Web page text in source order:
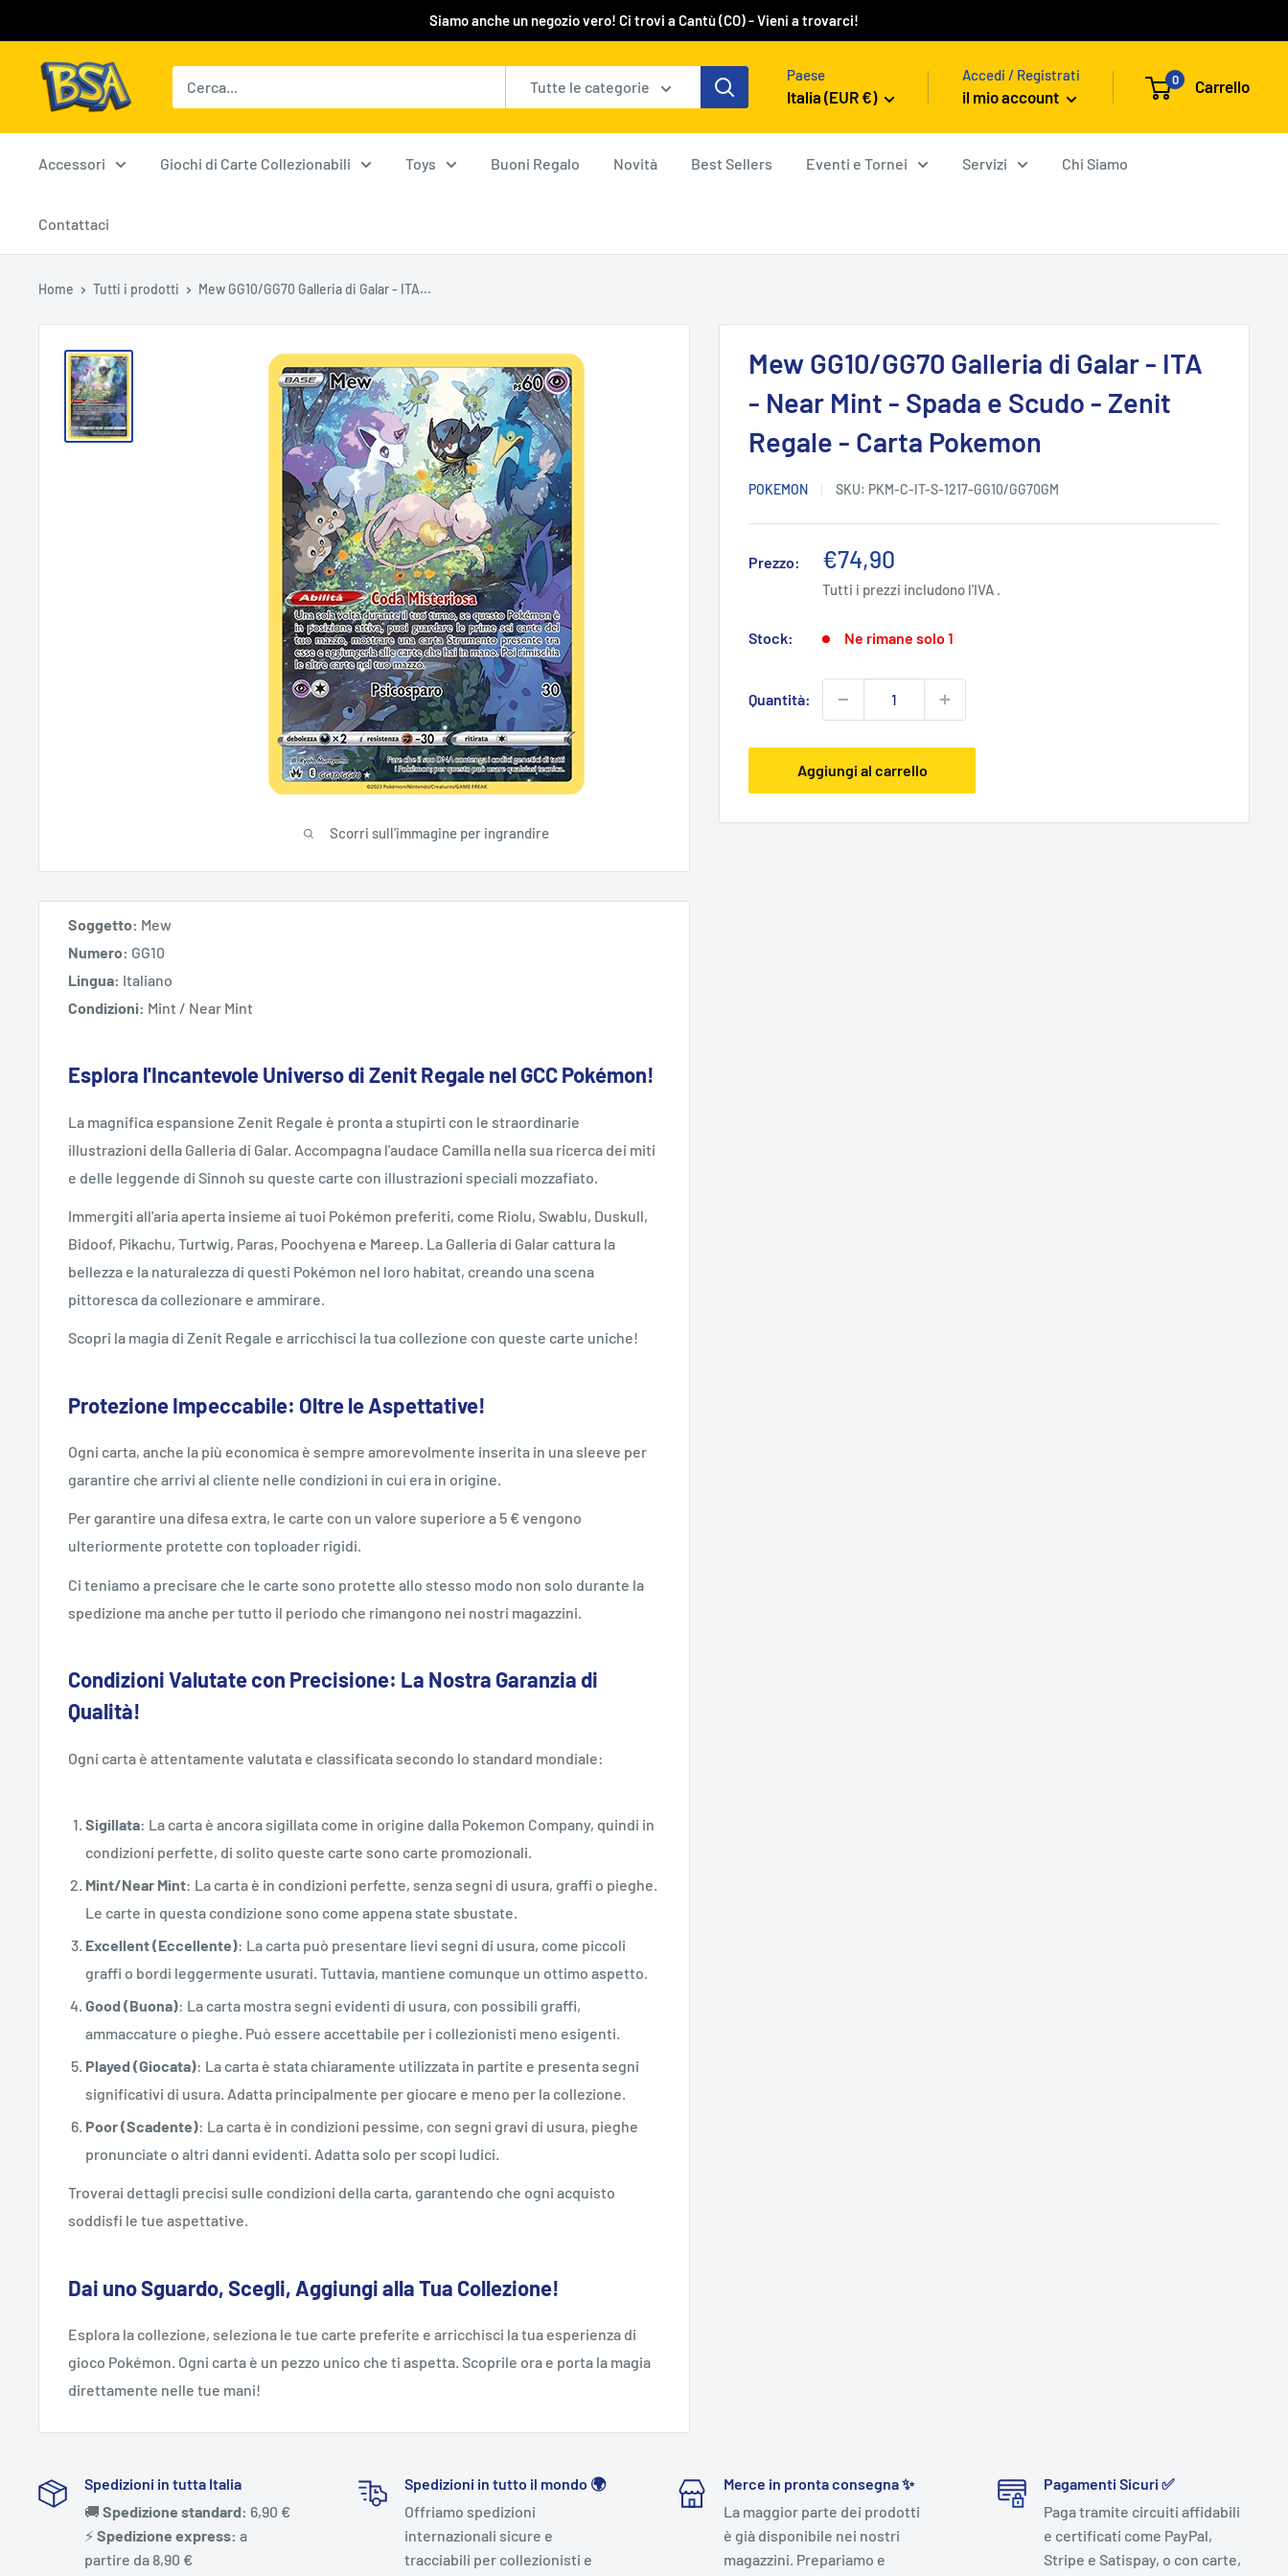
al
contenuto
Siamo anche un negozio vero! Ci trovi a Cantù (CO) - Vieni a trovarci!
BSA
Carte
Collezionabili
Tutte le categorie
Paese
Italia (EUR €)
Accedi / Registrati
il mio account
0 Carrello
Accessori Giochi di Carte Collezionabili Toys Buoni Regalo Novità Best Sellers Eventi e Tornei Servizi Chi Siamo
Contattaci
Home Tutti i prodotti Mew GG10/GG70 Galleria di Galar - ITA...
Scorri sull'immagine per ingrandire
Mew GG10/GG70 Galleria di Galar - ITA
- Near Mint - Spada e Scudo - Zenit
Regale - Carta Pokemon
POKEMON SKU: PKM-C-IT-S-1217-GG10/GG70GM
Prezzo:
Prezzo
scontato
€74,90
Tutti i prezzi includono l'IVA .
Stock: Ne rimane solo 1
Quantità:
Aggiungi al carrello
Soggetto: Mew
Numero: GG10
Lingua: Italiano
Condizioni: Mint / Near Mint
Esplora l'Incantevole Universo di Zenit Regale nel GCC Pokémon!
La magnifica espansione Zenit Regale è pronta a stupirti con le straordinarie
illustrazioni della Galleria di Galar. Accompagna l'audace Camilla nella sua ricerca dei miti
e delle leggende di Sinnoh su queste carte con illustrazioni speciali mozzafiato.
Immergiti all'aria aperta insieme ai tuoi Pokémon preferiti, come Riolu, Swablu, Duskull,
Bidoof, Pikachu, Turtwig, Paras, Poochyena e Mareep. La Galleria di Galar cattura la
bellezza e la naturalezza di questi Pokémon nel loro habitat, creando una scena
pittoresca da collezionare e ammirare.
Scopri la magia di Zenit Regale e arricchisci la tua collezione con queste carte uniche!
Protezione Impeccabile: Oltre le Aspettative!
Ogni carta, anche la più economica è sempre amorevolmente inserita in una sleeve per
garantire che arrivi al cliente nelle condizioni in cui era in origine.
Per garantire una difesa extra, le carte con un valore superiore a 5 € vengono
ulteriormente protette con toploader rigidi.
Ci teniamo a precisare che le carte sono protette allo stesso modo non solo durante la
spedizione ma anche per tutto il periodo che rimangono nei nostri magazzini.
Condizioni Valutate con Precisione: La Nostra Garanzia di
Qualità!
Ogni carta è attentamente valutata e classificata secondo lo standard mondiale:
Sigillata: La carta è ancora sigillata come in origine dalla Pokemon Company, quindi in
condizioni perfette, di solito queste carte sono carte promozionali.
Mint/Near Mint: La carta è in condizioni perfette, senza segni di usura, graffi o pieghe.
Le carte in questa condizione sono come appena state sbustate.
Excellent (Eccellente): La carta può presentare lievi segni di usura, come piccoli
graffi o bordi leggermente usurati. Tuttavia, mantiene comunque un ottimo aspetto.
Good (Buona): La carta mostra segni evidenti di usura, con possibili graffi,
ammaccature o pieghe. Può essere accettabile per i collezionisti meno esigenti.
Played (Giocata): La carta è stata chiaramente utilizzata in partite e presenta segni
significativi di usura. Adatta principalmente per giocare e meno per la collezione.
Poor (Scadente): La carta è in condizioni pessime, con segni gravi di usura, pieghe
pronunciate o altri danni evidenti. Adatta solo per scopi ludici.
Troverai dettagli precisi sulle condizioni della carta, garantendo che ogni acquisto
soddisfi le tue aspettative.
Dai uno Sguardo, Scegli, Aggiungi alla Tua Collezione!
Esplora la collezione, seleziona le tue carte preferite e arricchisci la tua esperienza di
gioco Pokémon. Ogni carta è un pezzo unico che ti aspetta. Scoprile ora e porta la magia
direttamente nelle tue mani!
Spedizioni in tutta Italia
🚚 Spedizione standard: 6,90 €
⚡️Spedizione express: a
partire da 8,90 €
Spedizioni in tutto il mondo 🌍
Offriamo spedizioni
internazionali sicure e
tracciabili per collezionisti e
Merce in pronta consegna ✨
La maggior parte dei prodotti
è già disponibile nei nostri
magazzini. Prepariamo e
Pagamenti Sicuri ✅
Paga tramite circuiti affidabili
e certificati come PayPal,
Stripe e Satispay, o con carte,